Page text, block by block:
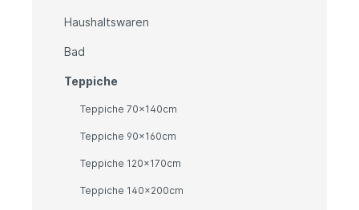
Haushaltswaren
Bad
Teppiche
Teppiche 70x140cm
Teppiche 90x160cm
Teppiche 120x170cm
Teppiche 140x200cm